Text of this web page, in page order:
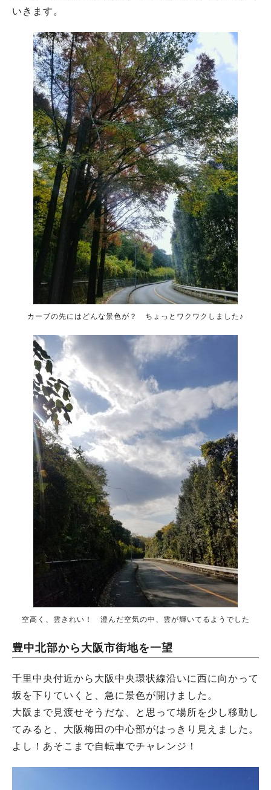
いきます。
カーブの先にはどんな景色が？ ちょっとワクワクしました♪
空高く、雲きれい！ 澄んだ空気の中、雲が輝いてるようでした
豊中北部から大阪市街地を一望
千里中央付近から大阪中央環状線沿いに西に向かって
坂を下りていくと、急に景色が開けました。
大阪まで見渡せそうだな、と思って場所を少し移動し
てみると、大阪梅田の中心部がはっきり見えました。
よし！あそこまで自転車でチャレンジ！